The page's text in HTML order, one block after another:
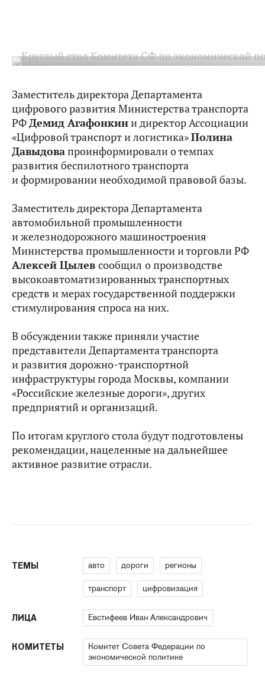
Заместитель директора Департамента
цифрового развития Министерства транспорта
РФДемид Агафонкини директор Ассоциации
«Цифровой транспорт и логистика»Полина
Давыдовапроинформировали о темпах
развития беспилотного транспорта
и формировании необходимой правовой базы.
Заместитель директора Департамента
автомобильной промышленности
и железнодорожного машиностроения
Министерства промышленности и торговли РФ
Алексей Цылев сообщил о производстве
высокоавтоматизированных транспортных
средств и мерах государственной поддержки
стимулирования спроса на них.
В обсуждении также приняли участие
представители Департамента транспорта
и развития дорожно-транспортной
инфраструктуры города Москвы, компании
«Российские железные дороги», других
предприятий и организаций.
По итогам круглого стола будут подготовлены
рекомендации, нацеленные на дальнейшее
активное развитие отрасли.
ТЕМЫ авто дороги регионы
транспорт цифровизация
ЛИЦА Евстифеев Иван Александрович
КОМИТЕТЫ
Комитет Совета Федерации по
экономической политике